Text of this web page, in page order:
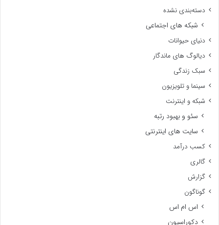
دسته‌بندی نشده
شبکه های اجتماعی
دنیای حیوانات
دیالوگ های ماندگار
سبک زندگی
سینما و تلویزیون
شبکه و اینترنت
سئو و بهبود رتبه
سایت های اینترنتی
کسب درآمد
گالری
گزارش
گوناگون
اس ام اس
دکوراسیون